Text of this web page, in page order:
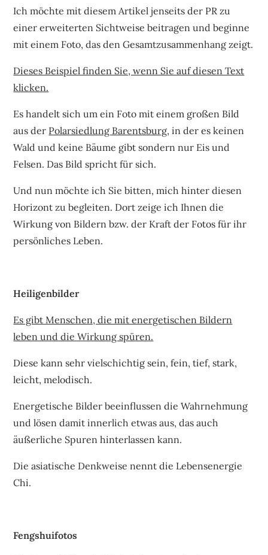
Ich möchte mit diesem Artikel jenseits der PR zu
einer erweiterten Sichtweise beitragen und beginne
mit einem Foto, das den Gesamtzusammenhang zeigt.
Dieses Beispiel finden Sie, wenn Sie auf diesen Text
klicken.
Es handelt sich um ein Foto mit einem großen Bild
aus der Polarsiedlung Barentsburg, in der es keinen
Wald und keine Bäume gibt sondern nur Eis und
Felsen. Das Bild spricht für sich.
Und nun möchte ich Sie bitten, mich hinter diesen
Horizont zu begleiten. Dort zeige ich Ihnen die
Wirkung von Bildern bzw. der Kraft der Fotos für ihr
persönliches Leben.
Heiligenbilder
Es gibt Menschen, die mit energetischen Bildern
leben und die Wirkung spüren.
Diese kann sehr vielschichtig sein, fein, tief, stark,
leicht, melodisch.
Energetische Bilder beeinflussen die Wahrnehmung
und lösen damit innerlich etwas aus, das auch
äußerliche Spuren hinterlassen kann.
Die asiatische Denkweise nennt die Lebensenergie
Chi.
Fengshuifotos